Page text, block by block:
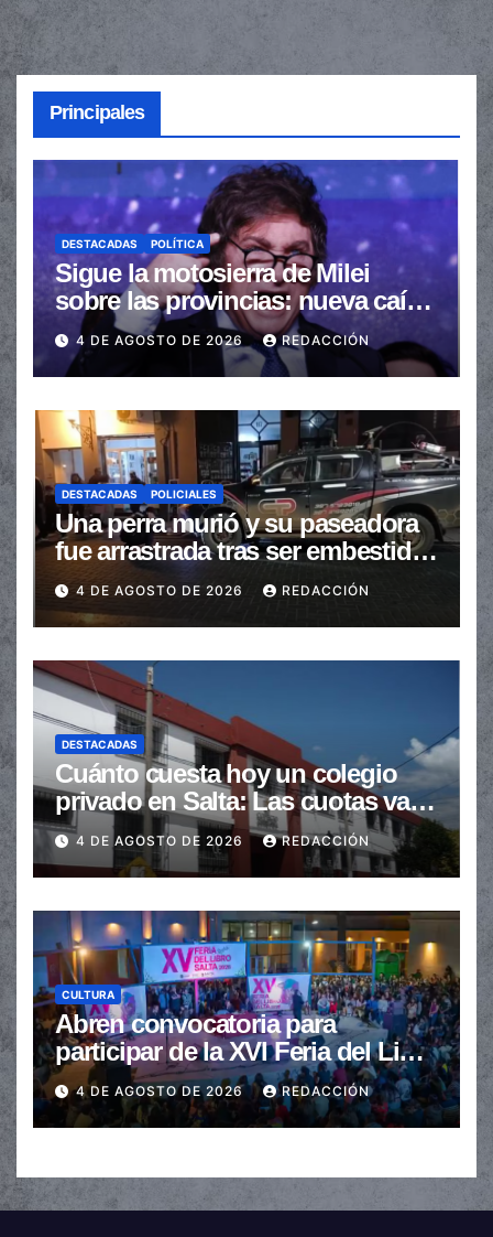
Principales
DESTACADAS POLÍTICA
Sigue la motosierra de Milei
sobre las provincias: nueva caída
de las transferencias no
automáticas
4 DE AGOSTO DE 2026 REDACCIÓN
DESTACADAS POLICIALES
Una perra murió y su paseadora
fue arrastrada tras ser embestidas
en la senda peatonal
4 DE AGOSTO DE 2026 REDACCIÓN
DESTACADAS
Cuánto cuesta hoy un colegio
privado en Salta: Las cuotas van
de $110.000 a más de $600.000
4 DE AGOSTO DE 2026 REDACCIÓN
CULTURA
Abren convocatoria para
participar de la XVI Feria del Libro
de Salta
4 DE AGOSTO DE 2026 REDACCIÓN